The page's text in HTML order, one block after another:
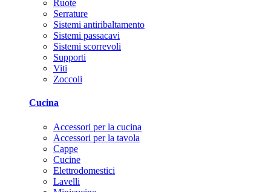
Ruote
Serrature
Sistemi antiribaltamento
Sistemi passacavi
Sistemi scorrevoli
Supporti
Viti
Zoccoli
Cucina
Accessori per la cucina
Accessori per la tavola
Cappe
Cucine
Elettrodomestici
Lavelli